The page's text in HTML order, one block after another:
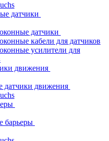
датчики
датчики
кабели для датчиков
усилители для
движения
датчики движения
барьеры